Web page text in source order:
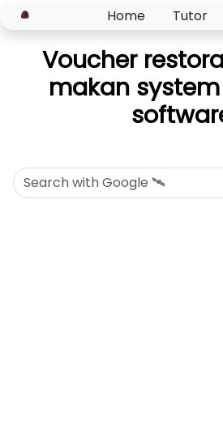
Home Tutor
Voucher
makan